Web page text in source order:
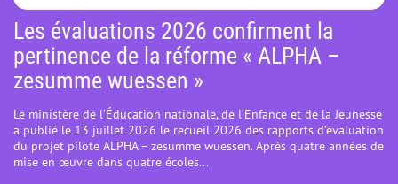
Les évaluations 2026 confirment la
pertinence de la réforme « ALPHA –
zesumme wuessen »
Le ministère de l’Éducation nationale, de l’Enfance et de la Jeunesse
a publié le 13 juillet 2026 le recueil 2026 des rapports d’évaluation
du projet pilote ALPHA – zesumme wuessen. Après quatre années de
mise en œuvre dans quatre écoles...